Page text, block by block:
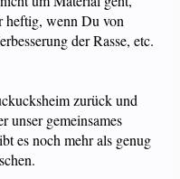
heftig, wenn Du von
der Rasse, etc.
zurück und
unser gemeinsames
es noch mehr als genug